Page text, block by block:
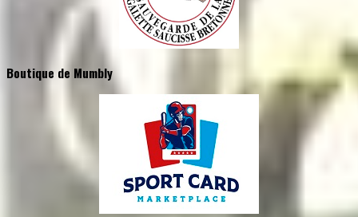
Boutique de Mumbly